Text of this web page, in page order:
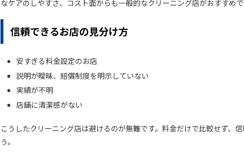
なケアのしやすさ、コスト面からも一般的なクリーニング店がおすすめで
信頼できるお店の見分け方
安すぎる料金設定のお店
説明が曖昧、賠償制度を明示していない
実績が不明
店舗に清潔感がない
こうしたクリーニング店は避けるのが無難です。料金だけで比較せず、
う。